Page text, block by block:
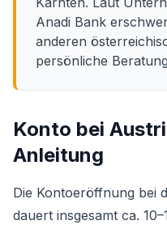
Anadi Bank
anderen
persönliche
Konto bei
Anleitung
Die Kontoeröffnung bei
dauert insgesamt ca.